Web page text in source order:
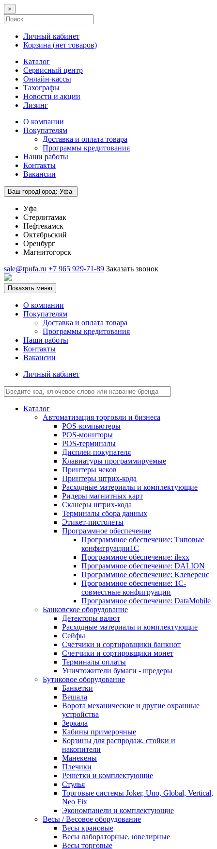
×
Личный кабинет
Корзина (нет товаров)
Каталог
Сервисный центр
Онлайн-кассы
Тахографы
Новости и акции
Лизинг
О компании
Покупателям
Доставка и оплата товара
Программы кредитования
Наши работы
Контакты
Вакансии
Ваш городГород: Уфа
Уфа
Стерлитамак
Нефтекамск
Октябрьский
Оренбург
Магнитогорск
sale@tpufa.ru +7 965 929-71-89 Заказать звонок
Показать меню
О компании
Покупателям
Доставка и оплата товара
Программы кредитования
Наши работы
Контакты
Вакансии
Личный кабинет
Каталог
Автоматизация торговли и бизнеса
POS-компьютеры
POS-мониторы
POS-терминалы
Дисплеи покупателя
Клавиатуры программируемые
Принтеры чеков
Принтеры штрих-кода
Расходные материалы и комплектующие
Ридеры магнитных карт
Сканеры штрих-кода
Терминалы сбора данных
Этикет-пистолеты
Программное обеспечение
Программное обеспечение: Типовые
конфигруации1С
Программное обеспечение: ilexx
Программное обеспечение: DALION
Программное обеспечение: Клеверенс
Программное обеспечение: 1С-
совместные конфигруации
Программное обеспечение: DataMobile
Банковское оборудование
Детекторы валют
Расходные материалы и комплектующие
Сейфы
Счетчики и сортировщики банкнот
Счетчики и сортировщики монет
Терминалы оплаты
Уничтожители бумаги - шредеры
Бутиковое оборудование
Банкетки
Вешала
Ворота механические и другие охранные
устройства
Зеркала
Кабины примерочные
Корзины для распродаж, стойки и
накопители
Манекены
Плечики
Решетки и комплектующие
Стулья
Торговые системы Joker, Uno, Global, Vertical,
Neo Fix
Экономпанели и комплектующие
Весы / Весовое оборудование
Весы крановые
Весы лабораторные, ювелирные
Весы торговые